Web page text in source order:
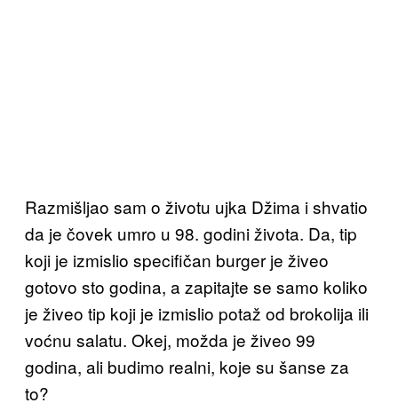
Razmišljao sam o životu ujka Džima i shvatio
da je čovek umro u 98. godini života. Da, tip
koji je izmislio specifičan burger je živeo
gotovo sto godina, a zapitajte se samo koliko
je živeo tip koji je izmislio potaž od brokolija ili
voćnu salatu. Okej, možda je živeo 99
godina, ali budimo realni, koje su šanse za
to?